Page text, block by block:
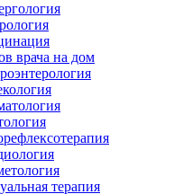
врача на дом
терапия